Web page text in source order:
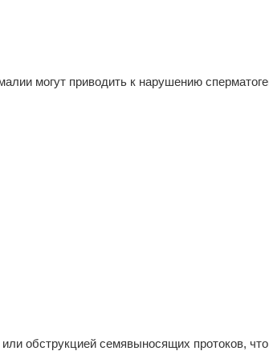
могут приводить к нарушению
обструкцией семявыносящих протоков,